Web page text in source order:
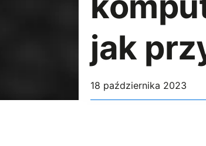
jak
18 października 2023